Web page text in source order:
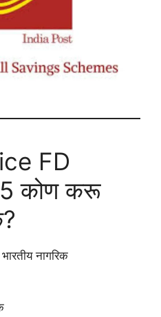
FD
कोण करू
भारतीय नागरिक